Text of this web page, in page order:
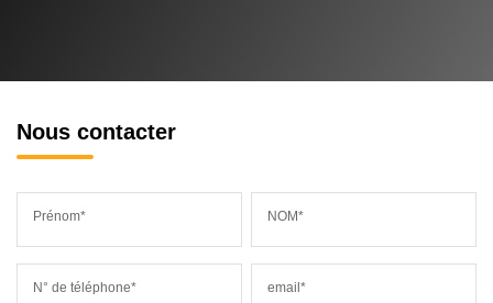
Nous contacter
Prénom* NOM*
N° de téléphone* email*